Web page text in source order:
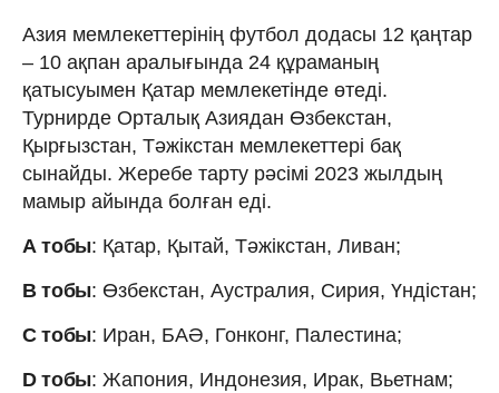
Азия мемлекеттерінің футбол додасы 12 қаңтар
– 10 ақпан аралығында 24 құраманың
қатысуымен Қатар мемлекетінде өтеді.
Турнирде Орталық Азиядан Өзбекстан,
Қырғызстан, Тәжікстан мемлекеттері бақ
сынайды. Жеребе тарту рәсімі 2023 жылдың
мамыр айында болған еді.
А тобы: Қатар, Қытай, Тәжікстан, Ливан;
B тобы: Өзбекстан, Аустралия, Сирия, Үндістан;
C тобы: Иран, БАӘ, Гонконг, Палестина;
D тобы: Жапония, Индонезия, Ирак, Вьетнам;